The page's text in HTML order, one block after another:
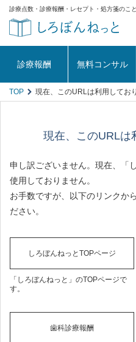
診療点数・診療報酬・レセプト・処方箋のこ
診療報酬 無料コンサル
TOP 現在、このURLは利用してお
現在、このURLは
申し訳ございません。現在、「
使用しておりません。
お手数ですが、以下のリンクか
ださい。
しろぼんねっとTOPページ
「しろぼんねっと」のTOPページで
す。
歯科診療報酬